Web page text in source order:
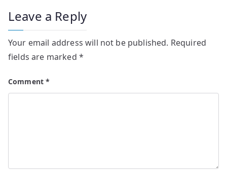
Leave a Reply
Your email address will not be published. Required
fields are marked *
Comment*